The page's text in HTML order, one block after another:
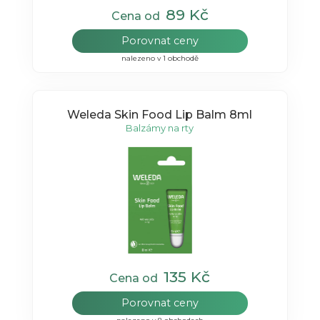
Cena od 89 Kč
Porovnat ceny
nalezeno v 1 obchodě
Weleda Skin Food Lip Balm 8ml
Balzámy na rty
Cena od135 Kč
Porovnat ceny